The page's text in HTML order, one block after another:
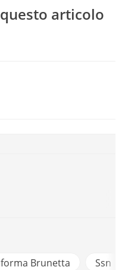
articolo
Brunetta Ssn